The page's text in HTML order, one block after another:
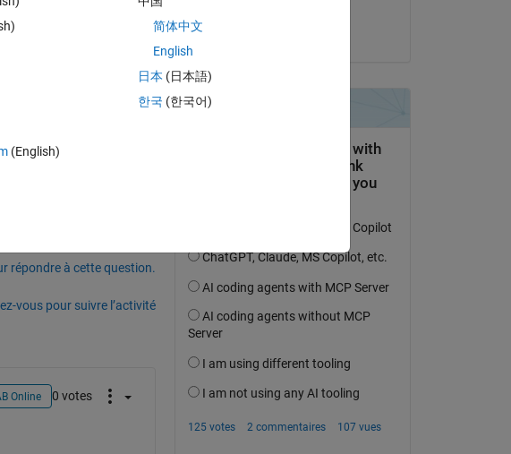
répondre à cette question.
vous pour suivre l’activité
Online 0 votes
le 5 Sep 2024
(English)
简体中文
English
日本 (日本語)
한국 (한국어)